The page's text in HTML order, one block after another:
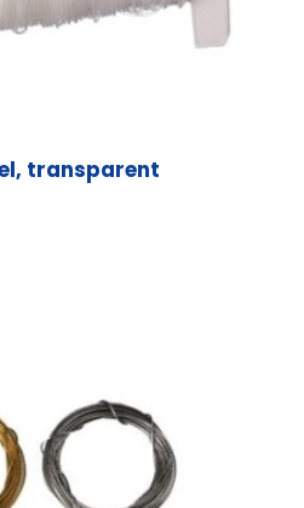
transparent